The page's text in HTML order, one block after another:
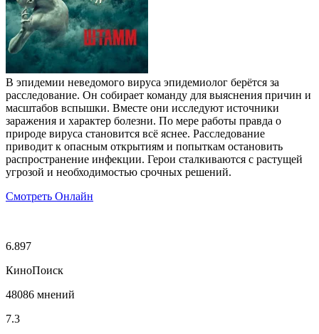
В эпидемии неведомого вируса эпидемиолог берётся за
расследование. Он собирает команду для выяснения причин и
масштабов вспышки. Вместе они исследуют источники
заражения и характер болезни. По мере работы правда о
природе вируса становится всё яснее. Расследование
приводит к опасным открытиям и попыткам остановить
распространение инфекции. Герои сталкиваются с растущей
угрозой и необходимостью срочных решений.
Смотреть Онлайн
6.897
КиноПоиск
48086 мнений
7.3